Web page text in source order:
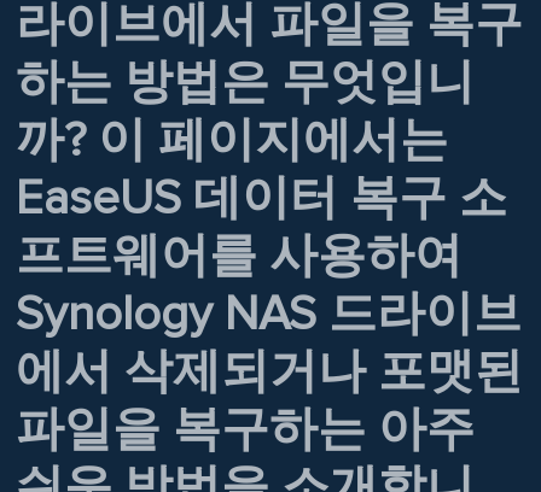
라이브에서 파일을 복구
하는 방법은 무엇입니
까? 이 페이지에서는
EaseUS 데이터 복구 소
프트웨어를 사용하여
Synology NAS 드라이브
에서 삭제되거나 포맷된
파일을 복구하는 아주